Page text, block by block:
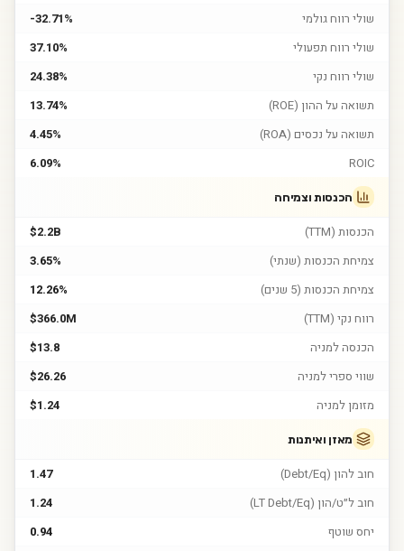
שולי רווח גולמי
-32.71%
שולי רווח תפעולי
37.10%
שולי רווח נקי
24.38%
תשואה על ההון (ROE)
13.74%
תשואה על נכסים (ROA)
4.45%
ROIC
6.09%
הכנסות וצמיחה
הכנסות (TTM)
$2.2B
צמיחת הכנסות (שנתי)
3.65%
צמיחת הכנסות (5 שנים)
12.26%
רווח נקי (TTM)
$366.0M
הכנסה למניה
$13.8
שווי ספרי למניה
$26.26
מזומן למניה
$1.24
מאזן ואיתנות
חוב להון (Debt/Eq)
1.47
חוב ל״ט/הון (LT Debt/Eq)
1.24
יחס שוטף
0.94